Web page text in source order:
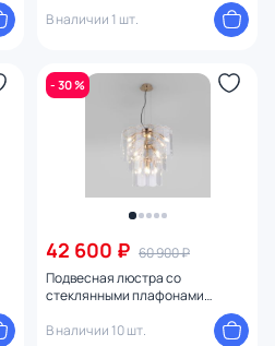
В наличии 1 шт.
- 30 %
42 600 ₽ 60 900 ₽
Подвесная люстра со
стеклянными плафонами
В наличии 10 шт.